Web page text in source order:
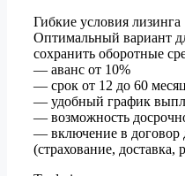
Гибкие условия лизинга
Оптимальный вариант
сохранить оборотные
— аванс от 10%
— срок от 12 до 60
— удобный график
— возможность
— включение в договор
(страхование, доставка,